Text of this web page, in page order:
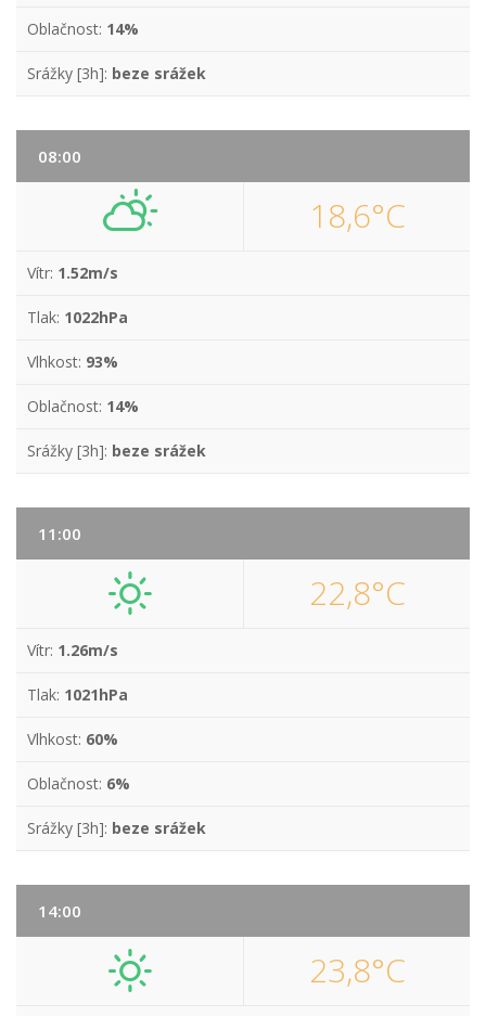
Oblačnost: 14%
Srážky [3h]: beze srážek
08:00
18,6°C
Vítr: 1.52m/s
Tlak: 1022hPa
Vlhkost: 93%
Oblačnost: 14%
Srážky [3h]: beze srážek
11:00
22,8°C
Vítr: 1.26m/s
Tlak: 1021hPa
Vlhkost: 60%
Oblačnost: 6%
Srážky [3h]: beze srážek
14:00
23,8°C